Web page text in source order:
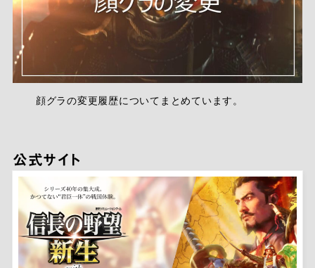
顔グラの変更履歴についてまとめています。
公式サイト